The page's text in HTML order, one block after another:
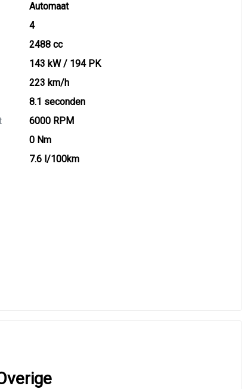
Automaat
4
2488 cc
143 kW / 194 PK
223 km/h
8.1 seconden
6000 RPM
0 Nm
7.6 l/100km